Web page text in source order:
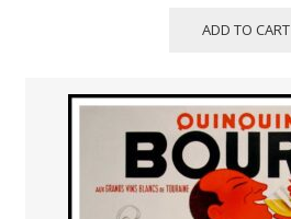
ADD TO CART